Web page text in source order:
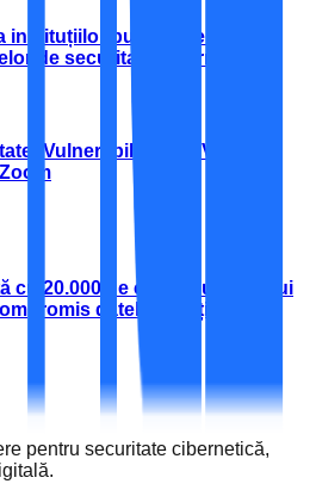
instituțiilor publice pentru
de securitate cibernetică
Vulnerabilitatea CVE-2026-
cu 20.000 de euro în urma unui
datele clienților
pentru securitate cibernetică,